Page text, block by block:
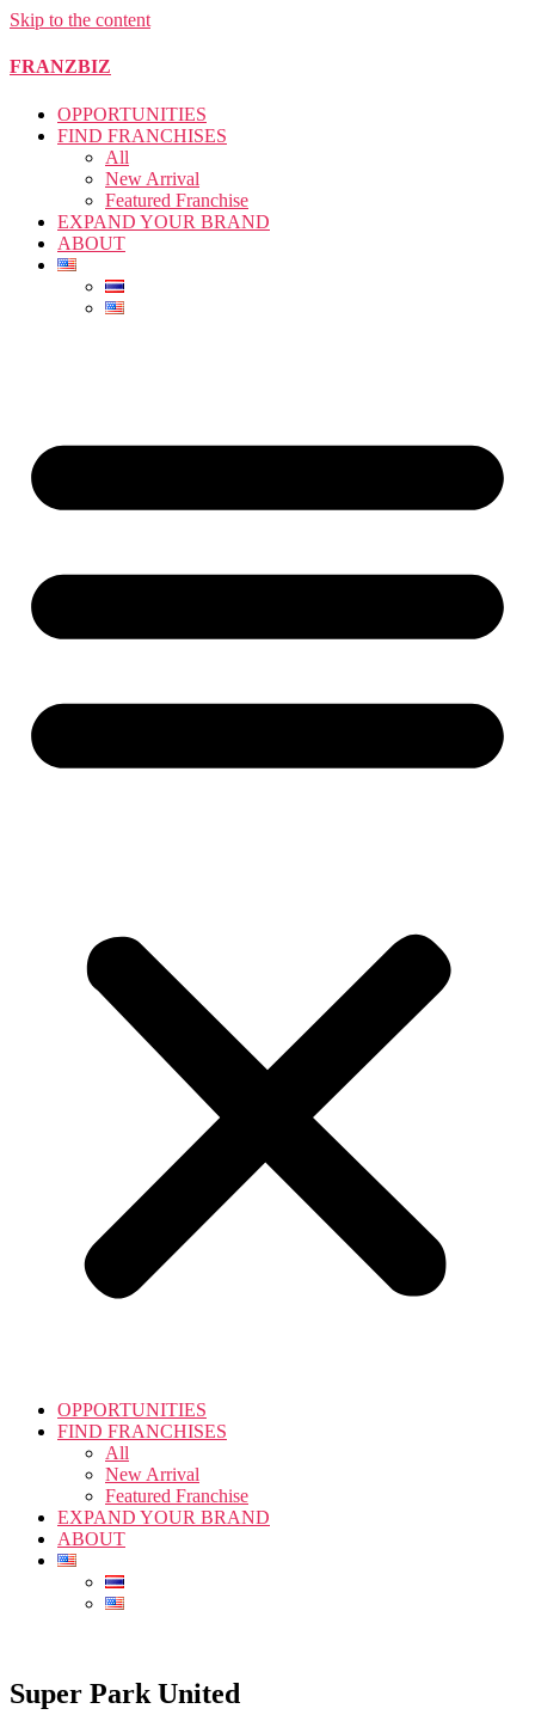
Skip to the content
FRANZBIZ
OPPORTUNITIES
FIND FRANCHISES
All
New Arrival
Featured Franchise
EXPAND YOUR BRAND
ABOUT
OPPORTUNITIES
FIND FRANCHISES
All
New Arrival
Featured Franchise
EXPAND YOUR BRAND
ABOUT
Super Park United